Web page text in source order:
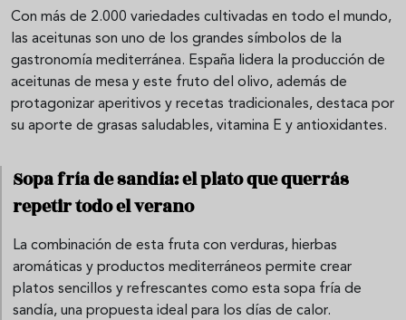
Con más de 2.000 variedades cultivadas en todo el mundo,
las aceitunas son uno de los grandes símbolos de la
gastronomía mediterránea. España lidera la producción de
aceitunas de mesa y este fruto del olivo, además de
protagonizar aperitivos y recetas tradicionales, destaca por
su aporte de grasas saludables, vitamina E y antioxidantes.
Sopa fría de sandía: el plato que querrás
repetir todo el verano
La combinación de esta fruta con verduras, hierbas
aromáticas y productos mediterráneos permite crear
platos sencillos y refrescantes como esta sopa fría de
sandía, una propuesta ideal para los días de calor.